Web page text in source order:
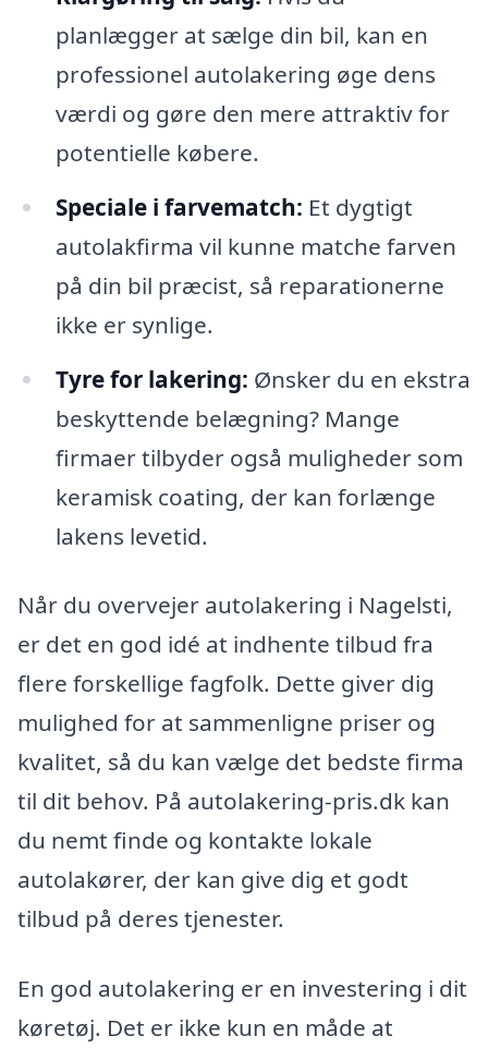
planlægger at sælge din bil, kan en
professionel autolakering øge dens
værdi og gøre den mere attraktiv for
potentielle købere.
Speciale i farvematch: Et dygtigt
autolakfirma vil kunne matche farven
på din bil præcist, så reparationerne
ikke er synlige.
Tyre for lakering: Ønsker du en ekstra
beskyttende belægning? Mange
firmaer tilbyder også muligheder som
keramisk coating, der kan forlænge
lakens levetid.
Når du overvejer autolakering i Nagelsti,
er det en god idé at indhente tilbud fra
flere forskellige fagfolk. Dette giver dig
mulighed for at sammenligne priser og
kvalitet, så du kan vælge det bedste firma
til dit behov. På autolakering-pris.dk kan
du nemt finde og kontakte lokale
autolakører, der kan give dig et godt
tilbud på deres tjenester.
En god autolakering er en investering i dit
køretøj. Det er ikke kun en måde at